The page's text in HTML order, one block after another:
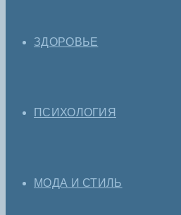
ЗДОРОВЬЕ
ПСИХОЛОГИЯ
МОДА И СТИЛЬ